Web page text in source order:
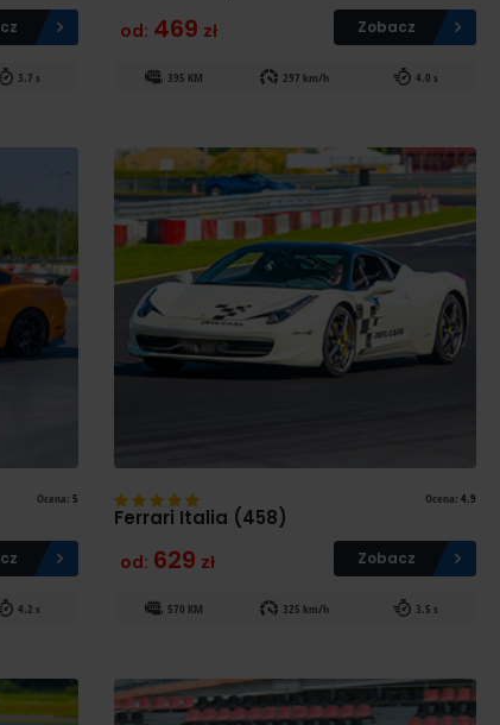
3.7 s
od: 469 zł Zobacz
395 KM 297 km/h 4.0 s
Ocena: 5
4.2 s
Ocena: 4.9
Ferrari Italia (458)
od: 629 zł Zobacz
570 KM 325 km/h 3.5 s